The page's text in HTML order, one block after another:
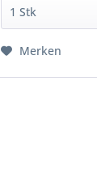
Merken